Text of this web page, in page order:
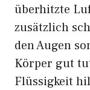
überhitzte
zusätzlich
den Augen
Körper gut
Flüssigkeit